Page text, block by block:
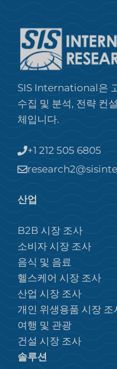
SIS International은
수집 및 분석, 전략 컨
체입니다.
+1 212 505 6805
산업
B2B 시장 조사
소비자 시장 조사
음식 및 음료
헬스케어 시장 조사
산업 시장 조사
개인 위생용품 시장 조
여행 및 관광
건설 시장 조사
솔루션